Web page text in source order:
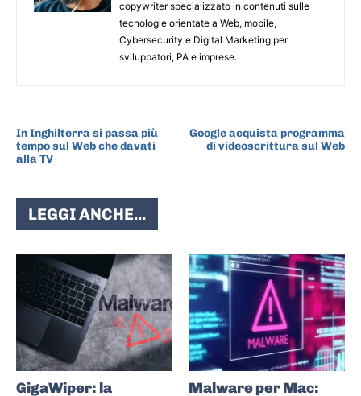
copywriter specializzato in contenuti sulle
tecnologie orientate a Web, mobile,
Cybersecurity e Digital Marketing per
sviluppatori, PA e imprese.
In Inghilterra si passa più
tempo sul Web che davati
alla TV
Google acquista programma
di videoscrittura sul Web
LEGGI ANCHE...
GigaWiper: la
Malware per Mac: